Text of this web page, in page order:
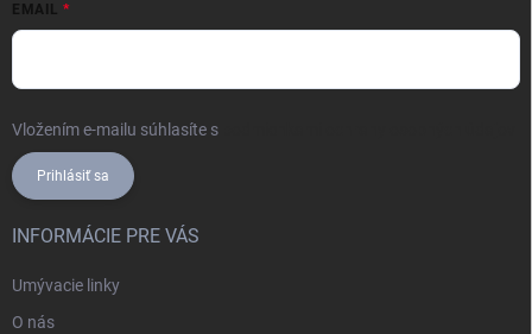
EMAIL
Vložením e-mailu súhlasíte s
Prihlásiť sa
INFORMÁCIE PRE VÁS
Umývacie linky
O nás